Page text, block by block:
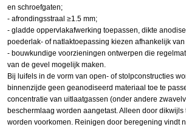
en schroefgaten;
- afrondingsstraal ≥1.5 mm;
- gladde oppervlakafwerking toepassen, dikte
poederlak- of natlaktoepassing kiezen afhankelijk
- bouwkundige voorzieningen ontwerpen die
van de gevel mogelijk maken.
Bij luifels in de vorm van open- of stolpconstructies
binnenzijde geen geanodiseerd materiaal toe te
concentratie van uitlaatgassen (onder andere
beschermlaag worden aangetast. Alleen door
worden voorkomen. Reinigen door beregening vindt